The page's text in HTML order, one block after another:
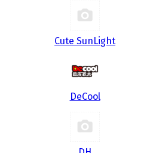
Cute SunLight
DeCool